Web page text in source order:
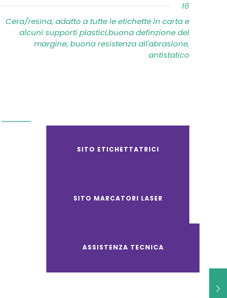
16
Cera/resina, adatto a tutte le etichette in carta e
alcuni supporti plastici,buona definzione del
margine, buona resistenza all'abrasione,
antistatico
SITO ETICHETTATRICI
SITO MARCATORI LASER
ASSISTENZA TECNICA